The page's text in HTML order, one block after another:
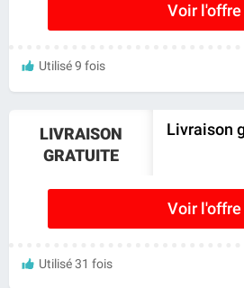
Voir l'offre
Utilisé 9 fois
LIVRAISON
GRATUITE
Livraison
Voir l'offre
Utilisé 31 fois